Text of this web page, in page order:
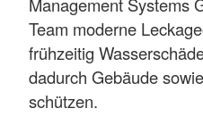
Management Systems
Team moderne
frühzeitig
dadurch Gebäude
schützen.